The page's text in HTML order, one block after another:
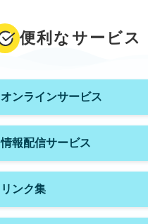
便利なサービス
オンラインサービス
情報配信サービス
リンク集